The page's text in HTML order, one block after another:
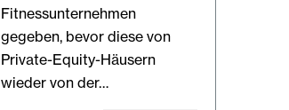
Fitnessunternehmen
gegeben, bevor diese von
Private-Equity-Häusern
wieder von der…